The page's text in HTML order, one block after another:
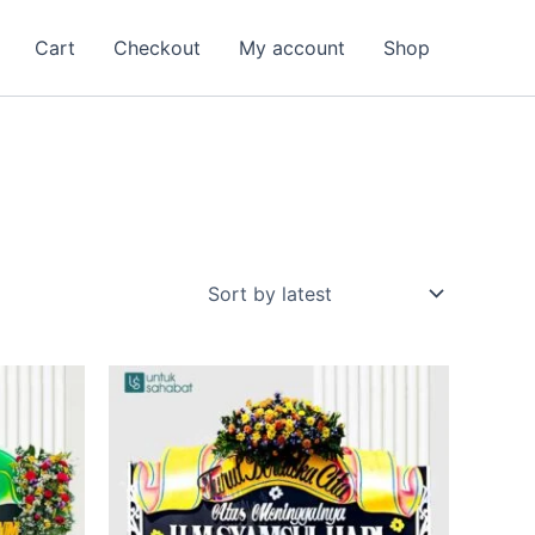
Cart Checkout My account Shop